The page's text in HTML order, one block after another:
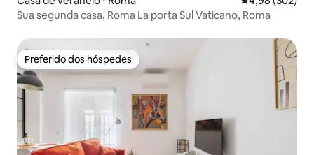
Sua segunda casa, Roma La porta Sul Vaticano, Roma
Preferido dos hóspedes
Preferido dos hóspedes